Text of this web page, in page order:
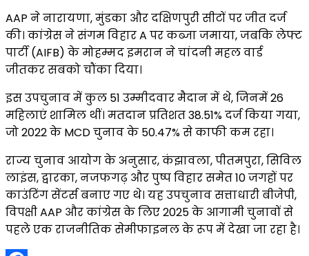
AAP ने नारायणा, मुंडका और दक्षिणपुरी सीटों पर जीत दर्ज
की। कांग्रेस ने संगम विहार A पर कब्जा जमाया, जबकि लेफ्ट
पार्टी (AIFB) के मोहम्मद इमरान ने चांदनी महल वार्ड
जीतकर सबको चौंका दिया।
इस उपचुनाव में कुल 51 उम्मीदवार मैदान में थे, जिनमें 26
महिलाएं शामिल थीं। मतदान प्रतिशत 38.51% दर्ज किया गया,
जो 2022 के MCD चुनाव के 50.47% से काफी कम रहा।
राज्य चुनाव आयोग के अनुसार, कंझावला, पीतमपुरा, सिविल
लाइंस, द्वारका, नजफगढ़ और पुष्प विहार समेत 10 जगहों पर
काउंटिंग सेंटर्स बनाए गए थे। यह उपचुनाव सत्ताधारी बीजेपी,
विपक्षी AAP और कांग्रेस के लिए 2025 के आगामी चुनावों से
पहले एक राजनीतिक सेमीफाइनल के रूप में देखा जा रहा है।